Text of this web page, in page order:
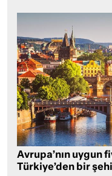
Avrupa’nın uygun
Türkiye’den bir